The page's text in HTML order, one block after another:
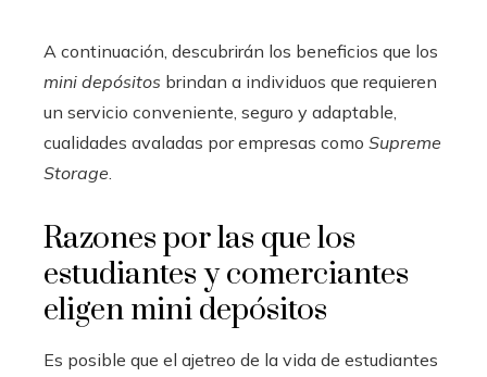
A continuación, descubrirán los beneficios que los
mini depósitos brindan a individuos que requieren
un servicio conveniente, seguro y adaptable,
cualidades avaladas por empresas como Supreme
Storage
Razones por las que los
estudiantes y comerciantes
eligen mini depósitos
Es posible que el ajetreo de la vida de estudiantes